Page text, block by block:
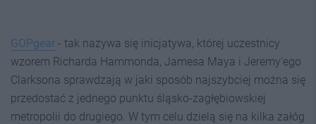
GOPgear - tak nazywa się inicjatywa, której uczestnicy
wzorem Richarda Hammonda, Jamesa Maya i Jeremy'ego
Clarksona sprawdzają w jaki sposób najszybciej można się
przedostać z jednego punktu śląsko-zagłębiowskiej
metropolii do drugiego. W tym celu dzielą się na kilka załóg